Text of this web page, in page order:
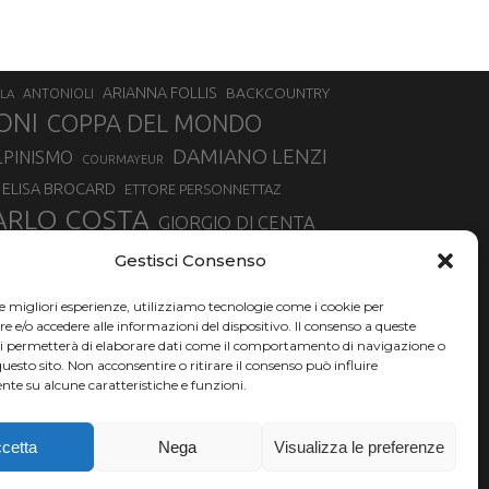
Gestisci Consenso
migliori esperienze, utilizziamo tecnologie come i cookie per
e/o accedere alle informazioni del dispositivo. Il consenso a queste
permetterà di elaborare dati come il comportamento di navigazione o
sito. Non acconsentire o ritirare il consenso può influire
su alcune caratteristiche e funzioni.
Nega Visualizza le preferenze
ANTONIOLI ARIANNA FOLLIS
BACKCOUNTRY
COPPA DEL MONDO
COURMAYEUR DAMIANO LENZI
ELISA BROCARD ETTORE PERSONNETTAZ
COSTA GIORGIO DI CENTA
LUCA MATTEOTTI MADONNA DI CAMPIGLIO
NAZIONALE DI SCIALPINISMO NORVEGIA
PSL RAFFAELLA TEMPESTA
BERTAGNA SIMONE DEROMEDIS SKIALPDEIPARCHI
TRANSCAVALLO